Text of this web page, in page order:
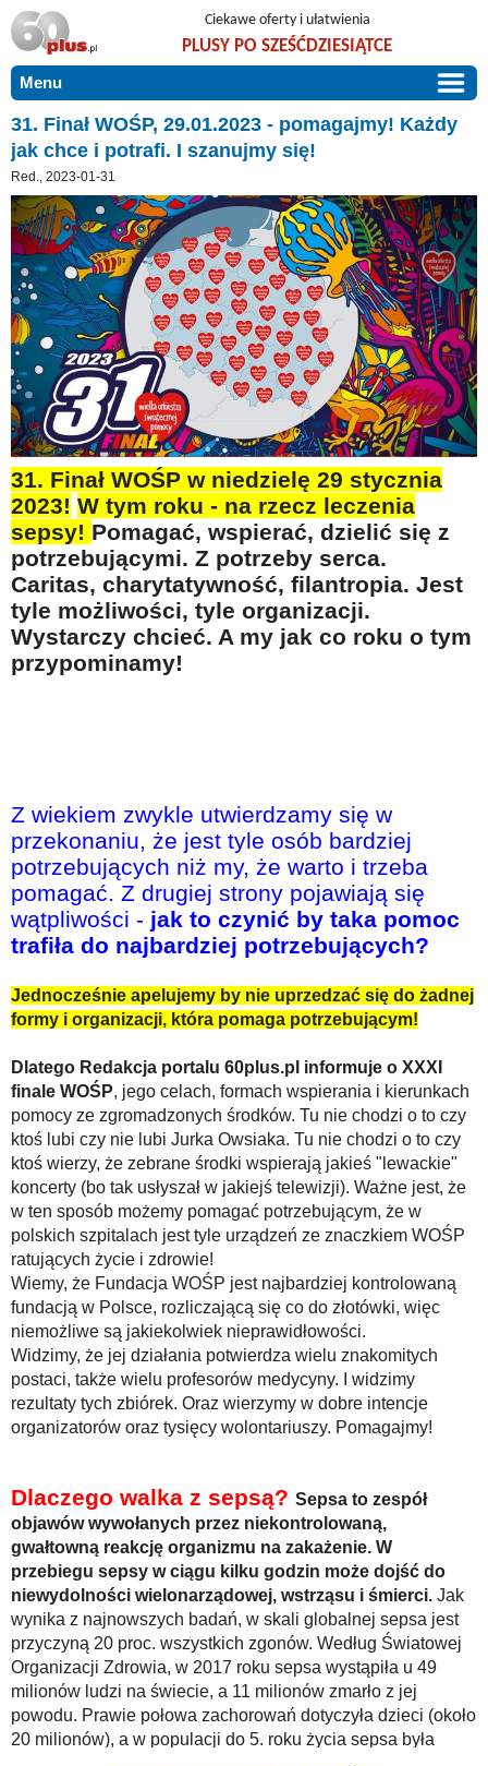
Ciekawe oferty i ułatwienia
PLUSY PO SZEŚĆDZIESIĄTCE
Menu
START
PROMOCJE
ARTYKUŁY
Szczególnie polecamy
Użyteczne porady
Szlachetne zdrowie
Mieszkaj wygodnie i bez barier
Warto wiedzieć!
Podróże i wypoczynek
Taniej, okazyjnie, specjalnie dla 60plus
Na wesoło
Hobby i pasje
Żyj aktywnie
60plus - najcenniejsi klienci
Dobra opieka
O finansach i społeczeństwie - edukacja nie tylko dla 60plus
Ciekawe książki
Stop samotności
Z internetem za pan brat
Bezpiecznie i w zgodzie z prawem
DLA BLISKICH
ZGŁOŚ OFERTĘ
O NAS
KONTAKT
31. Finał WOŚP, 29.01.2023 - pomagajmy! Każdy
jak chce i potrafi. I szanujmy się!
Red., 2023-01-31
31. Finał WOŚP w niedzielę 29 stycznia
2023! W tym roku - na rzecz leczenia
sepsy! Pomagać, wspierać, dzielić się z
potrzebującymi. Z potrzeby serca.
Caritas, charytatywność, filantropia. Jest
tyle możliwości, tyle organizacji.
Wystarczy chcieć. A my jak co roku o tym
przypominamy!
Z wiekiem zwykle utwierdzamy się w
przekonaniu, że jest tyle osób bardziej
potrzebujących niż my, że warto i trzeba
pomagać. Z drugiej strony pojawiają się
wątpliwości - jak to czynić by taka pomoc
trafiła do najbardziej potrzebujących?
Jednocześnie apelujemy by nie uprzedzać się do żadnej
formy i organizacji, która pomaga potrzebującym!
Dlatego Redakcja portalu 60plus.pl informuje o XXXI
finale WOŚP, jego celach, formach wspierania i kierunkach
pomocy ze zgromadzonych środków. Tu nie chodzi o to czy
ktoś lubi czy nie lubi Jurka Owsiaka. Tu nie chodzi o to czy
ktoś wierzy, że zebrane środki wspierają jakieś "lewackie"
koncerty (bo tak usłyszał w jakiejś telewizji). Ważne jest, że
w ten sposób możemy pomagać potrzebującym, że w
polskich szpitalach jest tyle urządzeń ze znaczkiem WOŚP
ratujących życie i zdrowie!
Wiemy, że Fundacja WOŚP jest najbardziej kontrolowaną
fundacją w Polsce, rozliczającą się co do złotówki, więc
niemożliwe są jakiekolwiek nieprawidłowości.
Widzimy, że jej działania potwierdza wielu znakomitych
postaci, także wielu profesorów medycyny. I widzimy
rezultaty tych zbiórek. Oraz wierzymy w dobre intencje
organizatorów oraz tysięcy wolontariuszy. Pomagajmy!
Dlaczego walka z sepsą? Sepsa to zespół
objawów wywołanych przez niekontrolowaną,
gwałtowną reakcję organizmu na zakażenie. W
przebiegu sepsy w ciągu kilku godzin może dojść do
niewydolności wielonarządowej, wstrząsu i śmierci. Jak
wynika z najnowszych badań, w skali globalnej sepsa jest
przyczyną 20 proc. wszystkich zgonów. Według Światowej
Organizacji Zdrowia, w 2017 roku sepsa wystąpiła u 49
milionów ludzi na świecie, a 11 milionów zmarło z jej
powodu. Prawie połowa zachorowań dotyczyła dzieci (około
20 milionów), a w populacji do 5. roku życia sepsa była